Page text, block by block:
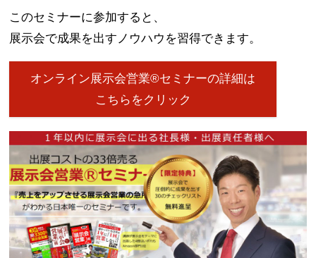
このセミナーに参加すると、
展示会で成果を出すノウハウを習得できます。
オンライン展示会営業®セミナーの詳細は
こちらをクリック